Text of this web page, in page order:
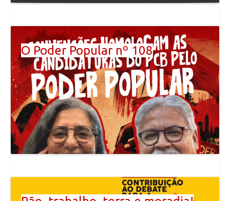
O Poder Popular nº 108